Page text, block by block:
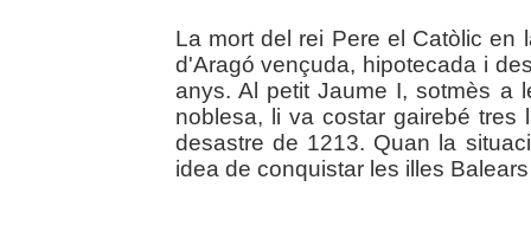
La mort del rei Pere el Catòlic en
d'Aragó vençuda, hipotecada i
anys. Al petit Jaume I, sotmès a
noblesa, li va costar gairebé tres
desastre de 1213. Quan la
idea de conquistar les illes